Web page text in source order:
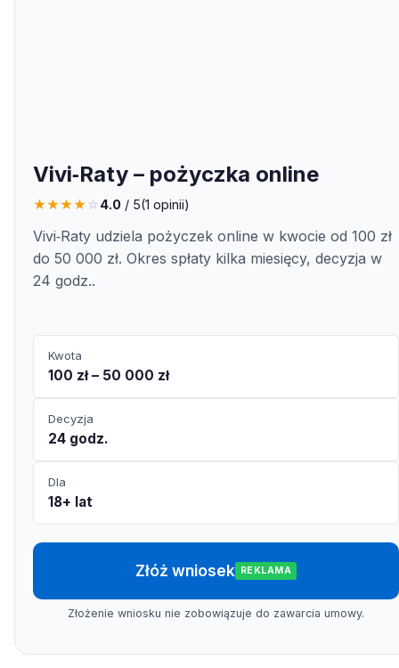
Vivi‑Raty – pożyczka online
★★★★☆4.0 / 5(1 opinii)
Vivi‑Raty udziela pożyczek online w kwocie od 100 zł
do 50 000 zł. Okres spłaty kilka miesięcy, decyzja w
24 godz..
Kwota
100 zł – 50 000 zł
Decyzja
24 godz.
Dla
18+ lat
Złóż wniosek REKLAMA
Złożenie wniosku nie zobowiązuje do zawarcia umowy.